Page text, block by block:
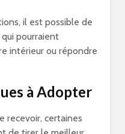
il est possible de
pourraient
intérieur ou répondre
à Adopter
recevoir, certaines